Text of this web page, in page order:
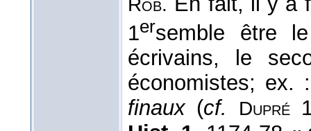
Rob.
1ersemble être
écrivains, le
économistes;
finaux(cf. Dupré